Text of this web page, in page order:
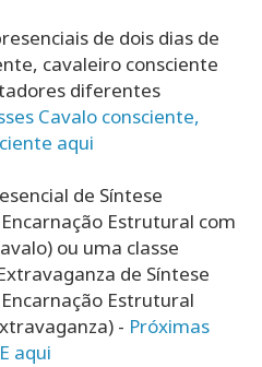
de dois dias de
cavaleiro consciente
diferentes
Cavalo consciente,
aqui
de Síntese
Estrutural com
ou uma classe
de Síntese
Estrutural
- Próximas
aqui